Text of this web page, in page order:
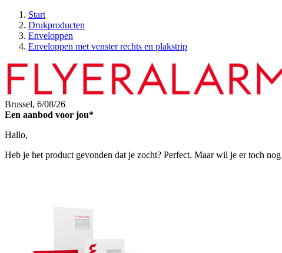
Start
Drukproducten
Enveloppen
Enveloppen met venster rechts en plakstrip
Brussel, 6/08/26
Een aanbod voor jou*
Hallo,
Heb je het product gevonden dat je zocht? Perfect. Maar wil je er toch